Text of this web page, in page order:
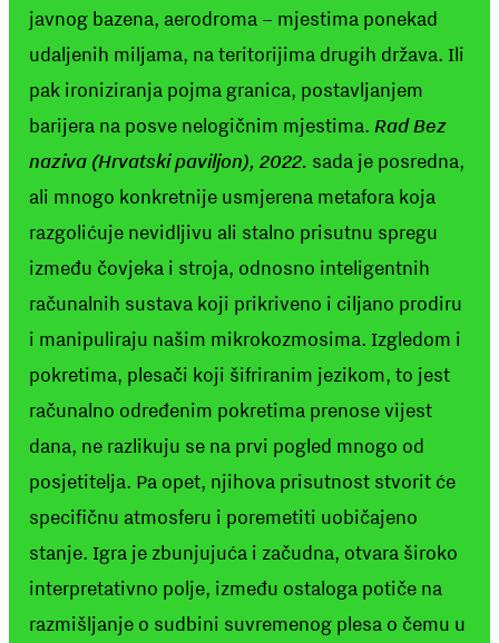
javnog bazena, aerodroma – mjestima ponekad
udaljenih miljama, na teritorijima drugih država. Ili
pak ironiziranja pojma granica, postavljanjem
barijera na posve nelogičnim mjestima. Rad Bez
naziva (Hrvatski paviljon), 2022. sada je posredna,
ali mnogo konkretnije usmjerena metafora koja
razgolićuje nevidljivu ali stalno prisutnu spregu
između čovjeka i stroja, odnosno inteligentnih
računalnih sustava koji prikriveno i ciljano prodiru
i manipuliraju našim mikrokozmosima. Izgledom i
pokretima, plesači koji šifriranim jezikom, to jest
računalno određenim pokretima prenose vijest
dana, ne razlikuju se na prvi pogled mnogo od
posjetitelja. Pa opet, njihova prisutnost stvorit će
specifičnu atmosferu i poremetiti uobičajeno
stanje. Igra je zbunjujuća i začudna, otvara široko
interpretativno polje, između ostaloga potiče na
razmišljanje o sudbini suvremenog plesa o čemu u